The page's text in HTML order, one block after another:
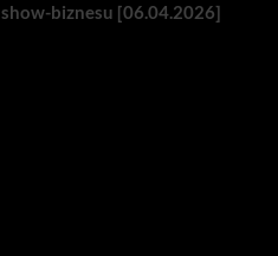
show-biznesu [06.04.2026]